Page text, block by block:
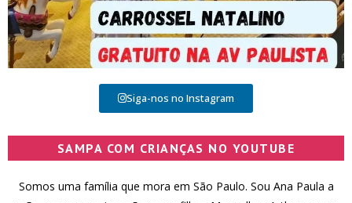
Siga-nos no Instagram
SAMPA COM CRIANÇAS NO YOUTUBE
Somos uma família que mora em São Paulo. Sou Ana Paula a